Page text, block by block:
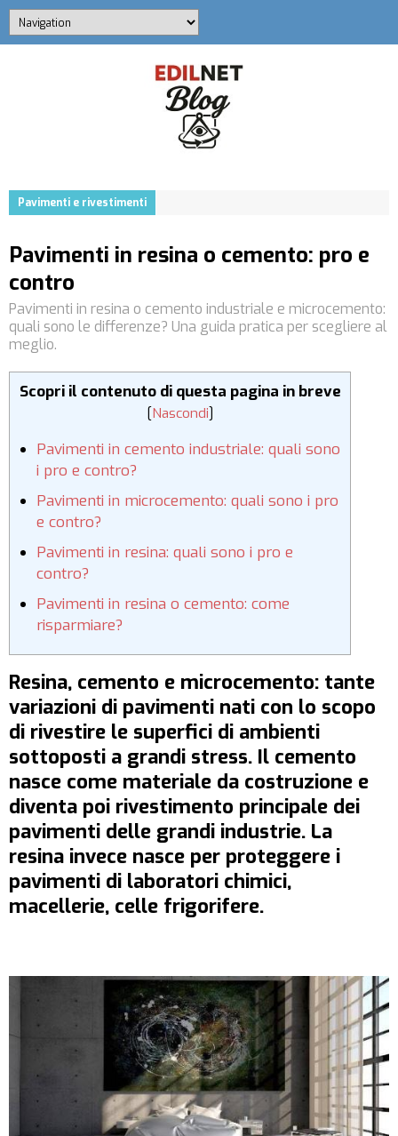
Pavimenti e rivestimenti
Pavimenti in resina o cemento: pro e
contro
Pavimenti in resina o cemento industriale e microcemento:
quali sono le differenze? Una guida pratica per scegliere al
meglio.
Scopri il contenuto di questa pagina in breve
[Nascondi]
Pavimenti in cemento industriale: quali sono
i pro e contro?
Pavimenti in microcemento: quali sono i pro
e contro?
Pavimenti in resina: quali sono i pro e
contro?
Pavimenti in resina o cemento: come
risparmiare?
Resina, cemento e microcemento: tante
variazioni di pavimenti nati con lo scopo
di rivestire le superfici di ambienti
sottoposti a grandi stress. Il cemento
nasce come materiale da costruzione e
diventa poi rivestimento principale dei
pavimenti delle grandi industrie. La
resina invece nasce per proteggere i
pavimenti di laboratori chimici,
macellerie, celle frigorifere.